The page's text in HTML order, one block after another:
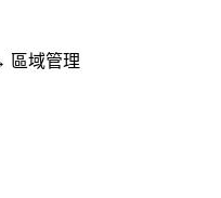
區域管理